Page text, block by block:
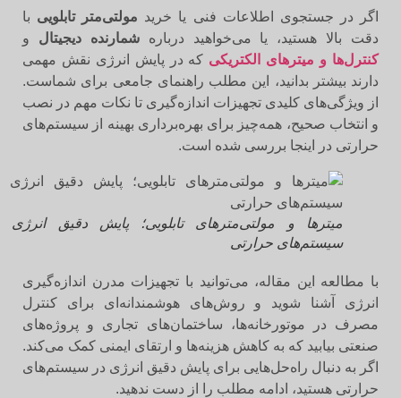
اگر در جستجوی اطلاعات فنی یا خریدمولتی‌متر تابلوییبا
دقت بالا هستید، یا می‌خواهید دربارهشمارنده دیجیتالو
کنترل‌ها و میترهای الکتریکیکه در پایش انرژی نقش مهمی
دارند بیشتر بدانید، این مطلب راهنمای جامعی برای شماست.
از ویژگی‌های کلیدی تجهیزات اندازه‌گیری تا نکات مهم در نصب
و انتخاب صحیح، همه‌چیز برای بهره‌برداری بهینه از سیستم‌های
حرارتی در اینجا بررسی شده است.
میترها و مولتی‌مترهای تابلویی؛ پایش دقیق انرژی در
سیستم‌های حرارتی
با مطالعه این مقاله، می‌توانید با تجهیزات مدرن اندازه‌گیری
انرژی آشنا شوید و روش‌های هوشمندانه‌ای برای کنترل
مصرف در موتورخانه‌ها، ساختمان‌های تجاری و پروژه‌های
صنعتی بیابید که به کاهش هزینه‌ها و ارتقای ایمنی کمک می‌کند.
اگر به دنبال راه‌حل‌هایی برای پایش دقیق انرژی در سیستم‌های
حرارتی هستید، ادامه مطلب را از دست ندهید.